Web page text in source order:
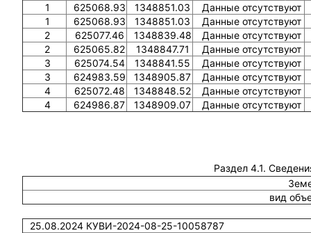
1
625068.93 1348851.03
Данные отсутствуют
1
625068.93 1348851.03
Данные отсутствуют
2
625077.46 1348839.48
Данные отсутствуют
2
625065.82 1348847.71
Данные отсутствуют
3
625074.54 1348841.55
Данные отсутствуют
3
624983.59 1348905.87
Данные отсутствуют
4
625072.48 1348848.52
Данные отсутствуют
4
624986.87 1348909.07 Данные отсутствуют
Раздел 4.1.
вид
25.08.2024 КУВИ-2024-08-25-10058787